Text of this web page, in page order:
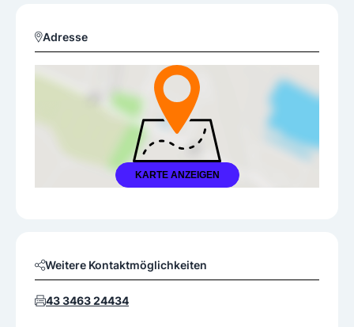
Adresse
KARTE ANZEIGEN
Weitere Kontaktmöglichkeiten
43 3463 24434